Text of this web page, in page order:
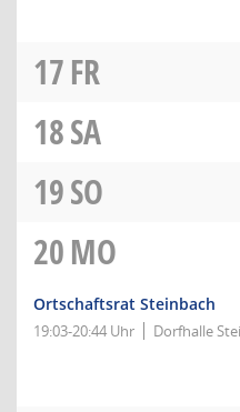
17FR
18SA
19SO
20MO
Ortschaftsrat Steinbach
19:03-20:44 Uhr Dorfhalle